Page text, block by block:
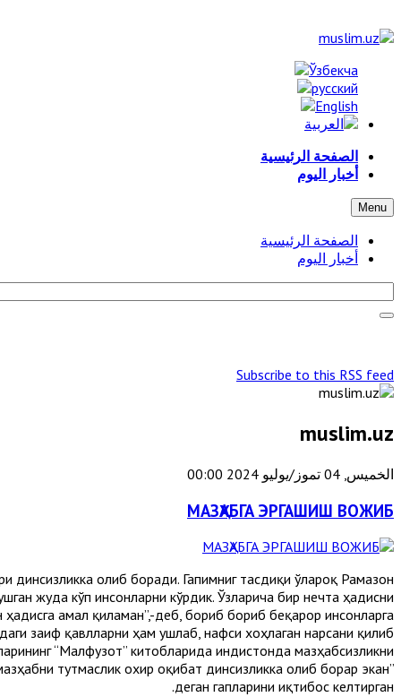
الصفحة الرئيسية
أخبار اليوم
Menu
الصفحة الرئيسية
أخبار اليوم
Subscribe to this RSS feed
muslim.uz
الخميس, 04 تموز/يوليو 2024 00:00
МАЗҲАБГА ЭРГАШИШ ВОЖИБ
динсизликка олиб боради. Гапимниг тасдиқи ўлароқ Рамазон
жуда кўп инсонларни кўрдик. Ўзларича бир нечта ҳадисни
амал қиламан”,-деб, бориб бориб беқарор инсонларга
заиф қавлларни ҳам ушлаб, нафси хоҳлаган нарсани қилиб
“Малфузот” китобларида Ҳиндистонда мазҳабсизликни
тутмаслик охир оқибат динсизликка олиб борар экан”
деган гапларини иқтибос келтирган.